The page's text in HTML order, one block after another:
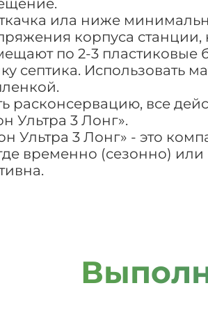
ила ниже
корпуса
по 2-3
септика. Использовать
расконсервацию, все
Ультра 3 Лонг».
Ультра 3 Лонг» - это
временно (сезонно)